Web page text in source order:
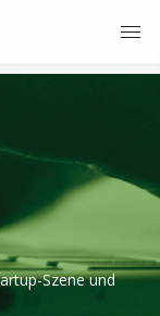
Szene und